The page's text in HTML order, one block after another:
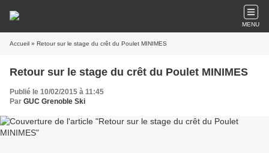
MENU
Accueil » Retour sur le stage du crêt du Poulet MINIMES
Retour sur le stage du crêt du Poulet MINIMES
Publié le 10/02/2015 à 11:45
Par GUC Grenoble Ski